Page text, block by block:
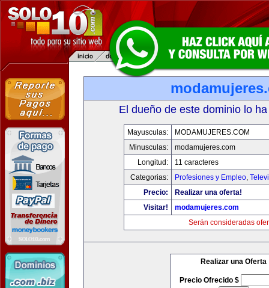
El dueño de este dominio lo
Mayusculas:
MODAMUJERES.COM
Minusculas:
modamujeres.com
Longitud:
11 caracteres
Categorias:
Profesiones y Empleo,
Precio:
Realizar una oferta!
Visitar!
modamujeres.com
Serán consideradas
Realizar una Oferta
Precio Ofrecido $